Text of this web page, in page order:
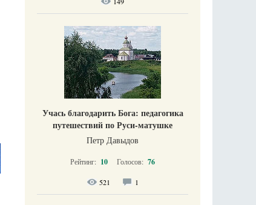
Учась благодарить Бога: педагогика
путешествий по Руси-матушке
Петр Давыдов
Рейтинг: 10 Голосов: 76
521 1